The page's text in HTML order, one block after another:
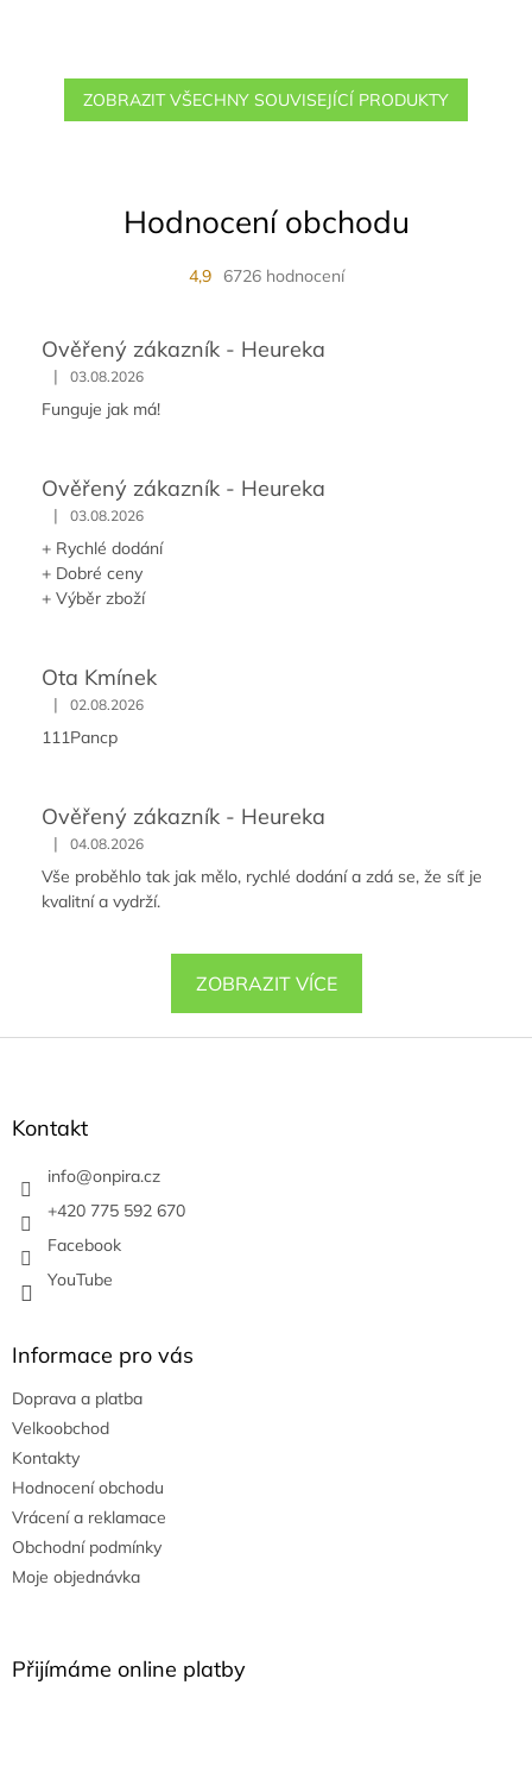
ZOBRAZIT VŠECHNY SOUVISEJÍCÍ PRODUKTY
Hodnocení obchodu
4,9 6726 hodnocení
Ověřený zákazník - Heureka
| 03.08.2026
Funguje jak má!
Ověřený zákazník - Heureka
| 03.08.2026
+ Rychlé dodání
+ Dobré ceny
+ Výběr zboží
Ota Kmínek
| 02.08.2026
111Pancp
Ověřený zákazník - Heureka
| 04.08.2026
Vše proběhlo tak jak mělo, rychlé dodání a zdá se, že síť je
kvalitní a vydrží.
ZOBRAZIT VÍCE
Z
Kontakt
info@onpira.cz
+420 775 592 670
Facebook
YouTube
Informace pro vás
Doprava a platba
Velkoobchod
Kontakty
Hodnocení obchodu
Vrácení a reklamace
Obchodní podmínky
Moje objednávka
Přijímáme online platby